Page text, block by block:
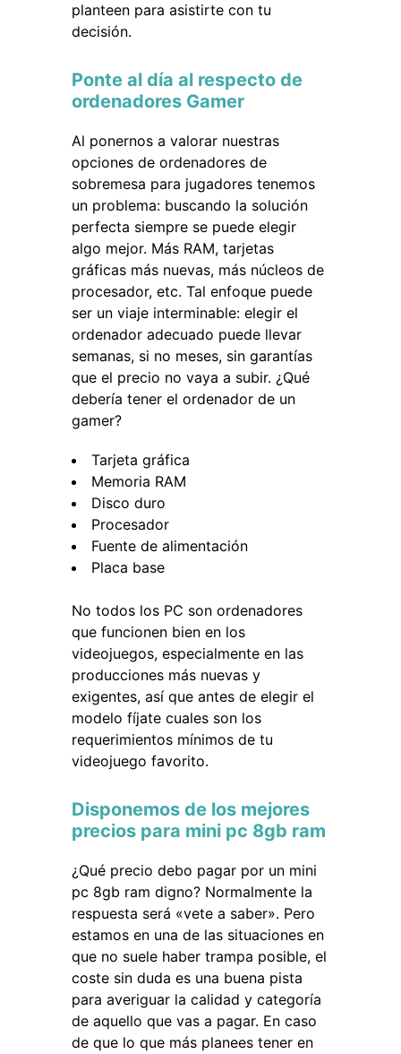
planteen para asistirte con tu
decisión.
Ponte al día al respecto de
ordenadores Gamer
Al ponernos a valorar nuestras
opciones de ordenadores de
sobremesa para jugadores tenemos
un problema: buscando la solución
perfecta siempre se puede elegir
algo mejor. Más RAM, tarjetas
gráficas más nuevas, más núcleos de
procesador, etc. Tal enfoque puede
ser un viaje interminable: elegir el
ordenador adecuado puede llevar
semanas, si no meses, sin garantías
que el precio no vaya a subir. ¿Qué
debería tener el ordenador de un
gamer?
Tarjeta gráfica
Memoria RAM
Disco duro
Procesador
Fuente de alimentación
Placa base
No todos los PC son ordenadores
que funcionen bien en los
videojuegos, especialmente en las
producciones más nuevas y
exigentes, así que antes de elegir el
modelo fíjate cuales son los
requerimientos mínimos de tu
videojuego favorito.
Disponemos de los mejores
precios para mini pc 8gb ram
¿Qué precio debo pagar por un mini
pc 8gb ram digno? Normalmente la
respuesta será «vete a saber». Pero
estamos en una de las situaciones en
que no suele haber trampa posible, el
coste sin duda es una buena pista
para averiguar la calidad y categoría
de aquello que vas a pagar. En caso
de que lo que más planees tener en